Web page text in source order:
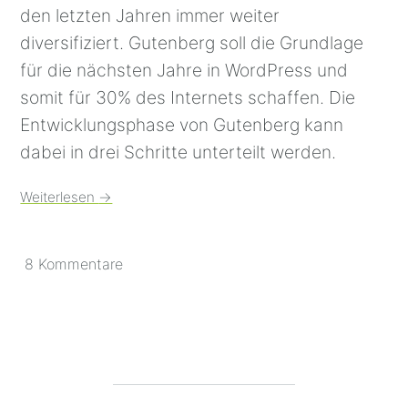
den letzten Jahren immer weiter
diversifiziert. Gutenberg soll die Grundlage
für die nächsten Jahre in WordPress und
somit für 30% des Internets schaffen. Die
Entwicklungsphase von Gutenberg kann
dabei in drei Schritte unterteilt werden.
Weiterlesen →
8 Kommentare